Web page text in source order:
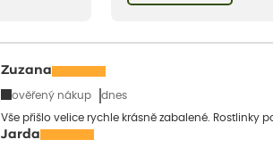
Zuzana
ověřený nákup dnes
Vše přišlo velice rychle krásně zabalené. Rostlinky
Jarda